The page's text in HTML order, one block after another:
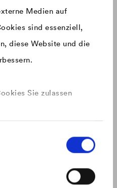
Medien auf
sind essenziell,
diese Website und die
Sie zulassen
chinese
čeština
deutsch
ausgestattet.